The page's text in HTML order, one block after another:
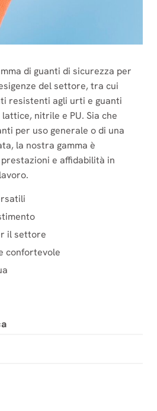
di guanti di sicurezza per
del settore, tra cui
resistenti agli urti e guanti
nitrile e PU. Sia che
per uso generale o di una
la nostra gamma è
e affidabilità in
il settore
confortevole